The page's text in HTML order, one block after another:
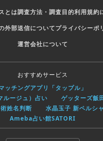
とは調査方法・調査目的利用規約
外部送信についてプライバシーポ
運営会社について
おすすめサービス
ッチングアプリ「タップル」
ージュ）占い
ゲッターズ飯
姓名判断
水晶玉子 新ペルシ
Ameba占い館SATORI